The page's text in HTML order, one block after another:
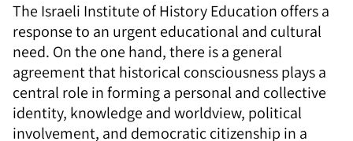
The Israeli Institute of History Education offers a
response to an urgent educational and cultural
need. On the one hand, there is a general
agreement that historical consciousness plays a
central role in forming a personal and collective
identity, knowledge and worldview, political
involvement, and democratic citizenship in a